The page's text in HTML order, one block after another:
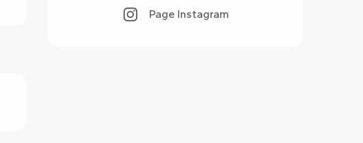
Page Instagram